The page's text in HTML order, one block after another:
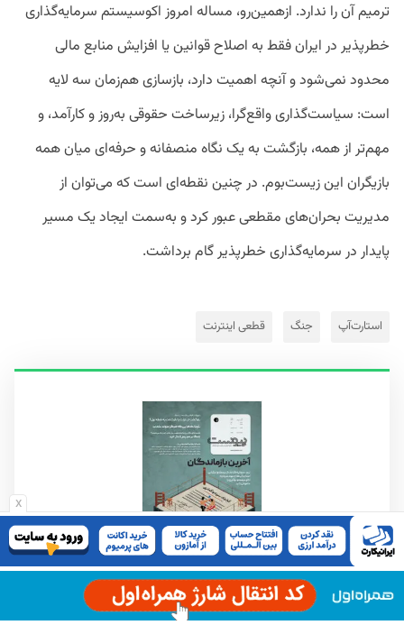
x
ترمیم آن را ندارد. ازهمین‌رو، مساله امروز اکوسیستم سرمایه‌گذاری
خطرپذیر در ایران فقط به اصلاح قوانین یا افزایش منابع مالی
محدود نمی‌شود و آنچه اهمیت دارد، بازسازی هم‌زمان سه لایه
است: سیاست‌گذاری واقع‌گرا، زیرساخت حقوقی به‌روز و کارآمد، و
مهم‌تر از همه، بازگشت به یک نگاه منصفانه و حرفه‌ای میان همه
بازیگران این زیست‌بوم. در چنین نقطه‌ای است که می‌توان از
مدیریت بحران‌های مقطعی عبور کرد و به‌سمت ایجاد یک مسیر
پایدار در سرمایه‌گذاری خطرپذیر گام برداشت.
استارت‌آپ جنگ قطعی اینترنت
این مطلب در شماره ۱۴۶ پیوست منتشر شده
است.